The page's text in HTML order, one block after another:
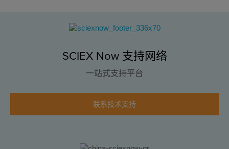
SCIEX Now 支持网络
一站式支持平台
联系技术支持